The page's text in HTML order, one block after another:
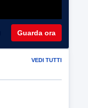
Guarda ora
VEDI TUTTI